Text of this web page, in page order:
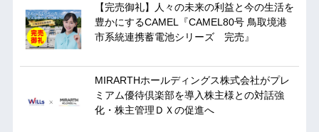
【完売御礼】人々の未来の利益と今の生活を
豊かにするCAMEL『CAMEL80号 鳥取境港
市系統連携蓄電池シリーズ 完売』
MIRARTHホールディングス株式会社がプレ
ミアム優待倶楽部を導入株主様との対話強
化・株主管理ＤＸの促進へ